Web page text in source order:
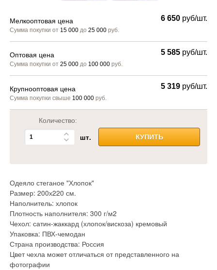
Мелкооптовая цена
Сумма покупки от 15 000 до 25 000 руб.
6 650 руб/шт.
Оптовая цена
Сумма покупки от 25 000 до 100 000 руб.
5 585 руб/шт.
Крупнооптовая цена
Сумма покупки свыше 100 000 руб.
5 319 руб/шт.
Количество:
шт. КУПИТЬ
Одеяло стеганое "Хлопок"
Размер: 200х220 см.
Наполнитель: хлопок
Плотность наполнителя: 300 г/м2
Чехол: сатин-жаккард (хлопок/вискоза) кремовый
Упаковка: ПВХ-чемодан
Страна производства: Россия
Цвет чехла может отличаться от представленного на
фотографии